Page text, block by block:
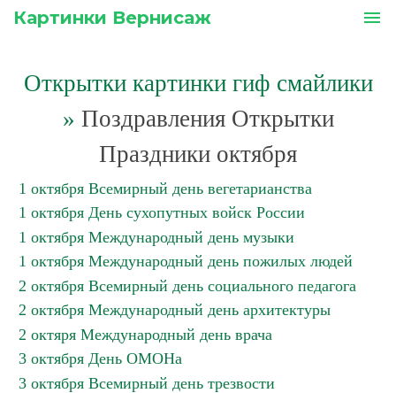
Картинки Вернисаж menu
Открытки картинки гиф смайлики
» Поздравления Открытки
Праздники октября
1 октября Всемирный день вегетарианства
1 октября День сухопутных войск России
1 октября Международный день музыки
1 октября Международный день пожилых людей
2 октября Всемирный день социального педагога
2 октября Международный день архитектуры
2 октяря Международный день врача
3 октября День ОМОНа
3 октября Всемирный день трезвости